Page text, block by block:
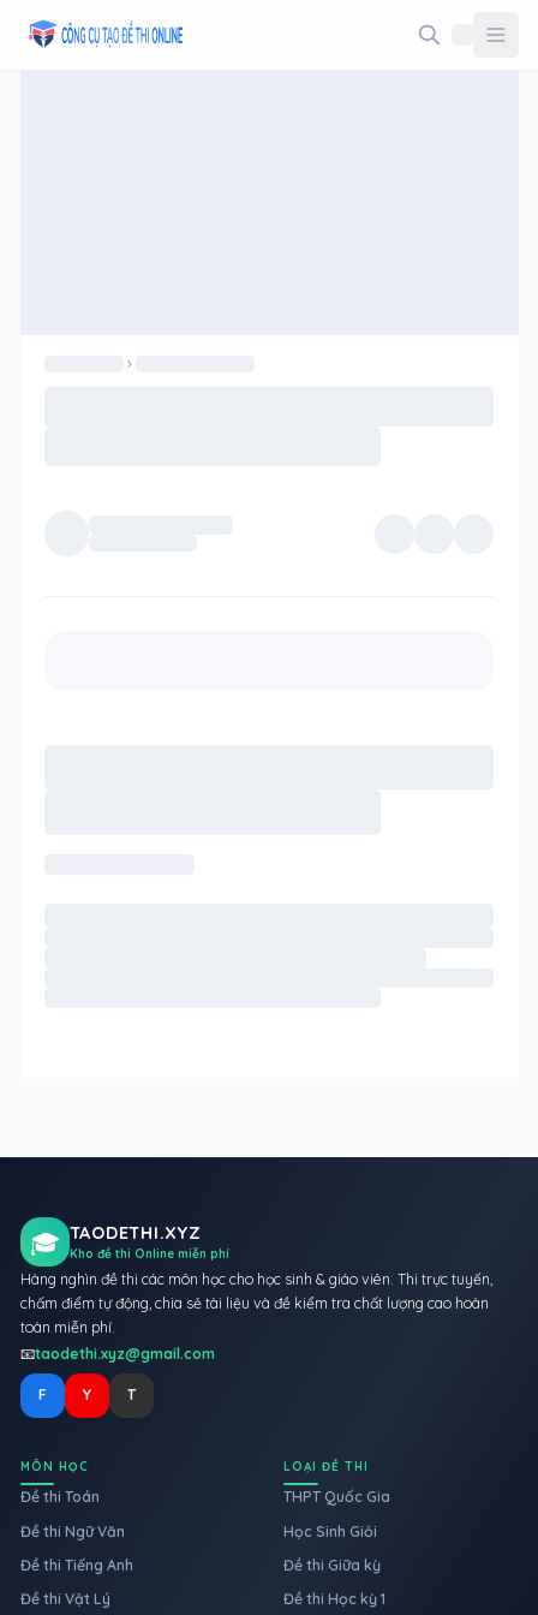
🎓 TAODETHI.XYZ
Kho đề thi Online miễn phí
Hàng nghìn đề thi các môn học cho học sinh & giáo viên. Thi trực tuyến,
chấm điểm tự động, chia sẻ tài liệu và đề kiểm tra chất lượng cao hoàn
toàn miễn phí.
📧taodethi.xyz@gmail.com
F Y T
MÔN HỌC
Đề thi Toán
Đề thi Ngữ Văn
Đề thi Tiếng Anh
Đề thi Vật Lý
LOẠI ĐỀ THI
THPT Quốc Gia
Học Sinh Giỏi
Đề thi Giữa kỳ
Đề thi Học kỳ 1